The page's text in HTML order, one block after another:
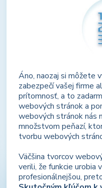
Áno, naozaj si môžete
zabezpečí vašej firme
prítomnosť, a to
webových stránok a
webových stránok nás
množstvom peňazí,
tvorbu webových
Väčšina tvorcov
verili, že funkcie urobia
profesionálnejšou,